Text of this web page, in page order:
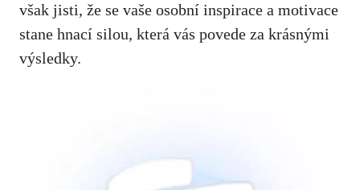
však jisti, že se vaše osobní inspirace a motivace
stane hnací⁤ silou, která vás povede za krásnými
výsledky.